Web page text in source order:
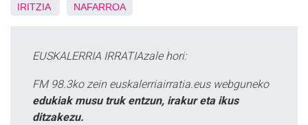
IRITZIA NAFARROA
EUSKALERRIA IRRATIAzale hori:
FM 98.3ko zein euskalerriairratia.eus webguneko
edukiak musu truk entzun, irakur eta ikus
ditzakezu.